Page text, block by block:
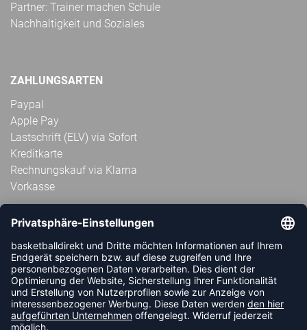
Partner: Trainer machen Schule
Nachhaltigkeit und Soziales
ZAHLUNGSARTEN
Paypal
Apple Pay
Lastschrift (ELV) via Sofort
Kreditkarte
Rechnungskauf via Klarna
Vorkasse
ABONNIERE JETZT DEN KOSTENLOSEN
HANDBALLDIREKT-NEWSLETTER UND VERPASSE KEINE
NEUIGKEIT ODER AKTION MEHR.
JETZT ANMELDEN